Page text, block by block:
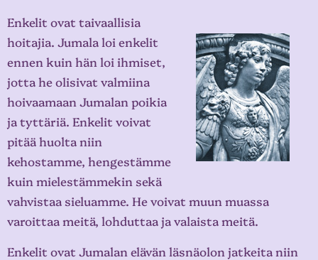
Enkelit ovat taivaallisia
hoitajia. Jumala loi enkelit
ennen kuin hän loi ihmiset,
jotta he olisivat valmiina
hoivaamaan Jumalan poikia
ja tyttäriä. Enkelit voivat
pitää huolta niin
kehostamme, hengestämme
kuin mielestämmekin sekä
vahvistaa sieluamme. He voivat muun muassa
varoittaa meitä, lohduttaa ja valaista meitä.
Enkelit ovat Jumalan elävän läsnäolon jatkeita niin